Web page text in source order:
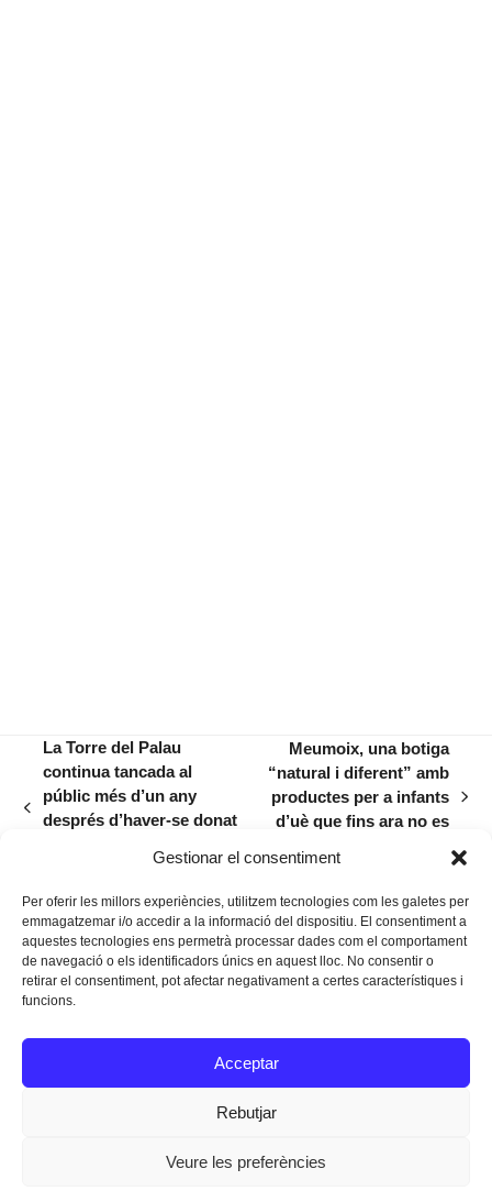
Gestionar el consentiment
Per oferir les millors experiències, utilitzem tecnologies com les galetes per
emmagatzemar i/o accedir a la informació del dispositiu. El consentiment a
aquestes tecnologies ens permetrà processar dades com el comportament
de navegació o els identificadors únics en aquest lloc. No consentir o
retirar el consentiment, pot afectar negativament a certes característiques i
funcions.
Acceptar
Rebutjar
Veure les preferències
previous
La Torre del Palau
continua tancada al
públic més d’un any
després d’haver-se donat
next
post:
Meumoix, una botiga
“natural i diferent” amb
productes per a infants
d’uè que fins ara no es
Instagram
Facebook
Twitter
Texts Legals